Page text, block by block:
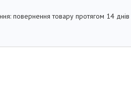
повернення товару протягом 14 днів